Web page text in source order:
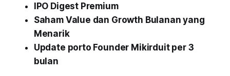
IPO Digest Premium
Saham Value dan Growth Bulanan yang
Menarik
Update porto Founder Mikirduit per 3
bulan